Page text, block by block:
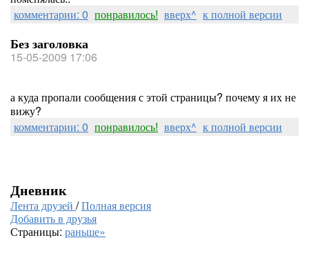
комментарии: 0 понравилось! вверх^ к полной версии
Без заголовка
15-05-2009 17:06
а куда пропали сообщения с этой страницы? почему я их не
вижу?
комментарии: 0 понравилось! вверх^ к полной версии
Дневник
Лента друзей /Полная версия
Добавить в друзья
Страницы: раньше»